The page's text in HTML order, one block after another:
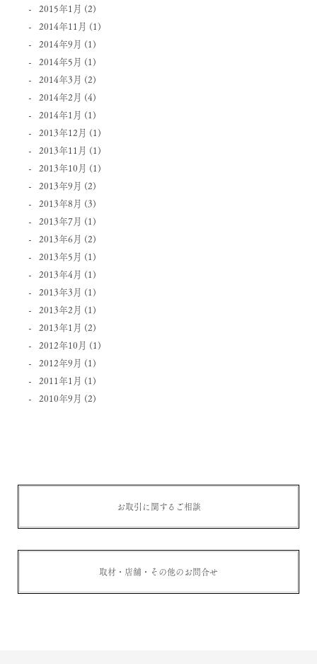
2015年1月 (2)
2014年11月 (1)
2014年9月 (1)
2014年5月 (1)
2014年3月 (2)
2014年2月 (4)
2014年1月 (1)
2013年12月 (1)
2013年11月 (1)
2013年10月 (1)
2013年9月 (2)
2013年8月 (3)
2013年7月 (1)
2013年6月 (2)
2013年5月 (1)
2013年4月 (1)
2013年3月 (1)
2013年2月 (1)
2013年1月 (2)
2012年10月 (1)
2012年9月 (1)
2011年1月 (1)
2010年9月 (2)
お取引に関するご相談
取材・店舗・その他のお問合せ